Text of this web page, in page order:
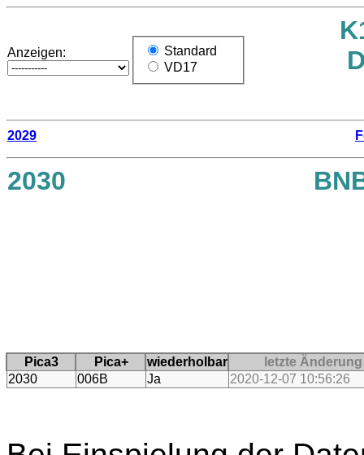
Anzeigen:
Standard
VD17
2029
2030
Pica3 Pica+ wiederholbar
letzte Änderung
2030
006B Ja 2020-12-07 10:56:26